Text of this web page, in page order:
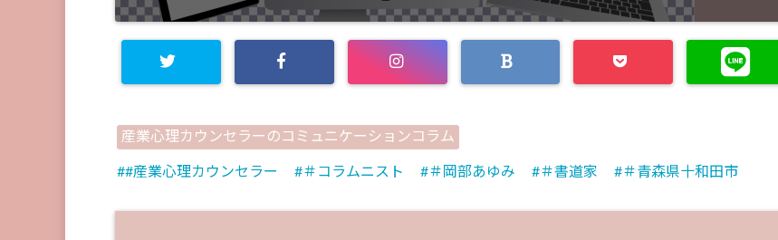
産業心理カウンセラーのコミュニケーションコラム
#産業心理カウンセラー ＃コラムニスト ＃岡部あゆみ ＃書道家 ＃青森県十和田市